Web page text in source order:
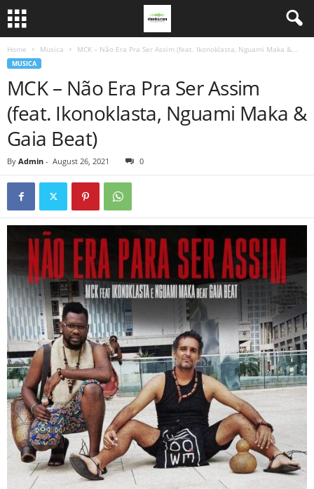
Home Musica MCK – Não Era Pra Ser Assim (feat. Ikonoklasta, Nguami Maka &...
MUSICA
MCK – Não Era Pra Ser Assim
(feat. Ikonoklasta, Nguami Maka &
Gaia Beat)
By Admin - August 26, 2021 0